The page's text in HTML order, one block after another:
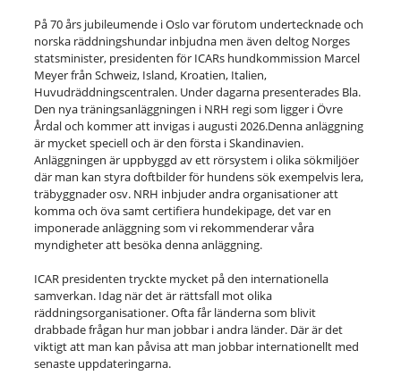
På 70 års jubileumende i Oslo var förutom undertecknade och
norska räddningshundar inbjudna men även deltog Norges
statsminister, presidenten för ICARs hundkommission Marcel
Meyer från Schweiz, Island, Kroatien, Italien,
Huvudräddningscentralen. Under dagarna presenterades Bla.
Den nya träningsanläggningen i NRH regi som ligger i Övre
Årdal och kommer att invigas i augusti 2026.Denna anläggning
är mycket speciell och är den första i Skandinavien.
Anläggningen är uppbyggd av ett rörsystem i olika sökmiljöer
där man kan styra doftbilder för hundens sök exempelvis lera,
träbyggnader osv. NRH inbjuder andra organisationer att
komma och öva samt certifiera hundekipage, det var en
imponerade anläggning som vi rekommenderar våra
myndigheter att besöka denna anläggning.
ICAR presidenten tryckte mycket på den internationella
samverkan. Idag när det är rättsfall mot olika
räddningsorganisationer. Ofta får länderna som blivit
drabbade frågan hur man jobbar i andra länder. Där är det
viktigt att man kan påvisa att man jobbar internationellt med
senaste uppdateringarna.